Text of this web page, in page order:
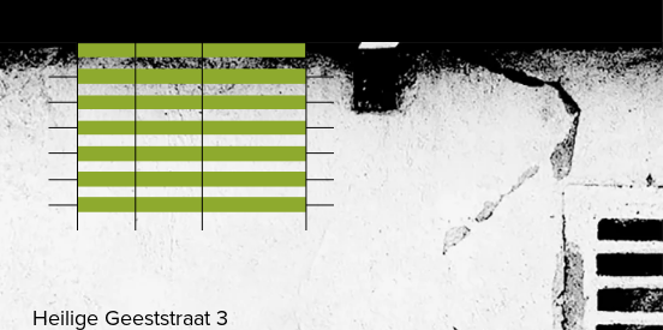
Heilige Geeststraat 3